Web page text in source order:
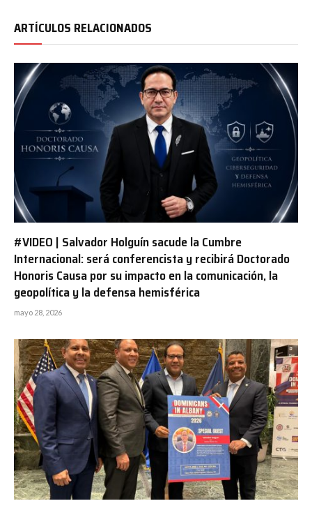
ARTÍCULOS RELACIONADOS
#VIDEO | Salvador Holguín sacude la Cumbre
Internacional: será conferencista y recibirá Doctorado
Honoris Causa por su impacto en la comunicación, la
geopolítica y la defensa hemisférica
mayo 28, 2026